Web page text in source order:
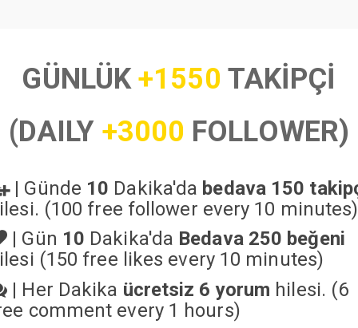
GÜNLÜK+1550 TAKİPÇİ
(DAILY +3000 FOLLOWER)
| Günde 10 Dakika'da bedava 150
(100 free follower every 10 minutes)
| Gün 10 Dakika'da Bedava 250 beğeni
(150 free likes every 10 minutes)
| Her Dakika ücretsiz 6 yorum hilesi. (6
comment every 1 hours)